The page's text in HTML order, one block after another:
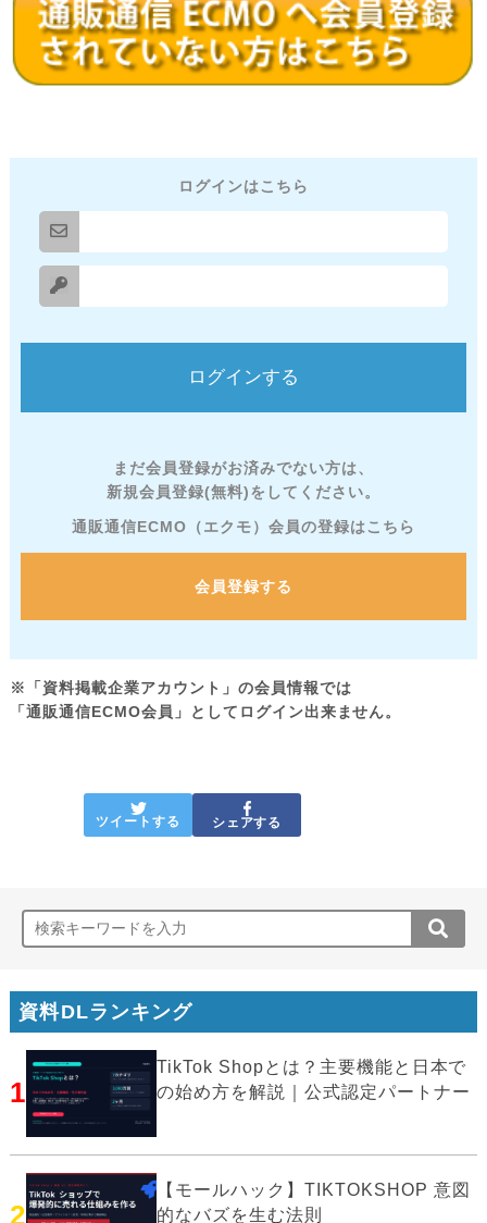
ログインはこちら
まだ会員登録がお済みでない方は、
新規会員登録(無料)をしてください。
通販通信ECMO（エクモ）会員の登録はこちら
会員登録する
※「資料掲載企業アカウント」の会員情報では
「通販通信ECMO会員」としてログイン出来ません。
ツイートする シェアする
資料DLランキング
1
TikTok Shopとは？主要機能と日本で
の始め方を解説｜公式認定パートナー
2
【モールハック】TIKTOKSHOP 意図
的なバズを生む法則